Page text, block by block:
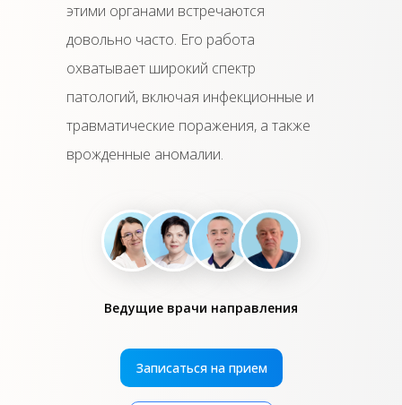
этими органами встречаются
довольно часто. Его работа
охватывает широкий спектр
патологий, включая инфекционные и
травматические поражения, а также
врожденные аномалии.
Записаться на прием
Ведущие врачи направления